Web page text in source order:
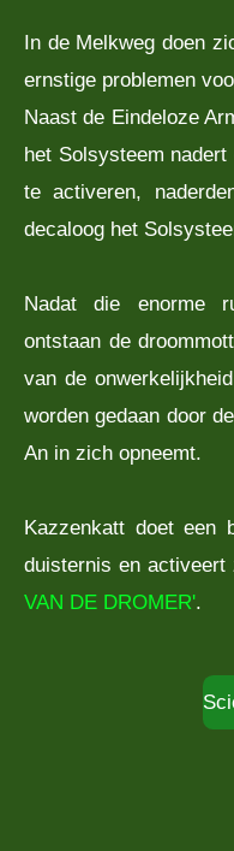
In de Melkweg doen
ernstige problemen
Naast de Eindeloze
het Solsysteem
te activeren,
decaloog het
Nadat die enorme
ontstaan de
van de
worden gedaan door
An in zich opneemt.
Kazzenkatt doet een
duisternis en
VAN DE DROMER'.